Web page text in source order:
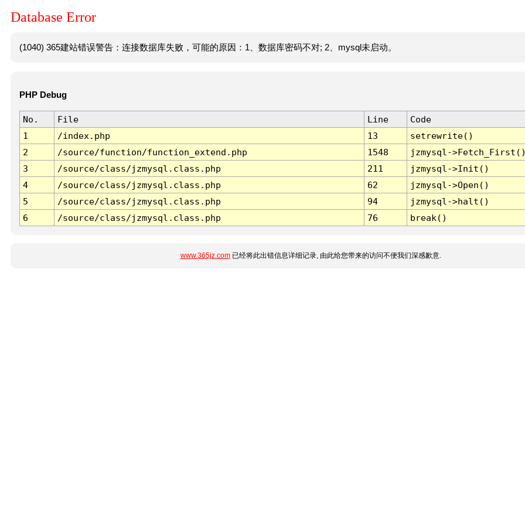
Database Error
(1040) 365建站错误警告：连接数据库失败，可能的原因：1、数据库密码不对; 2、mysql未启动。
PHP Debug
No. File Line
Code
1
/index.php 13
setrewrite()
2
/source/function/function_extend.php 1548
jzmysql-
3
/source/class/jzmysql.class.php 211
jzmysql->Init()
4
/source/class/jzmysql.class.php 62
jzmysql->Open()
5
/source/class/jzmysql.class.php 94
jzmysql->halt()
6
/source/class/jzmysql.class.php 76 break()
www.365jz.com已经将此出错信息详细记录, 由此给您带来的访问不便我们深感歉意.